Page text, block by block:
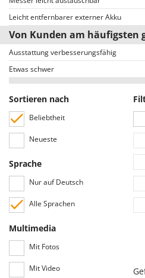
WIDU
Wiper EcoRobot
Wolf Garten
Wortex
Worx
Y
Zanon
Zephir
ZGrills
Zodiac
positiven oder negativen Bewertungen.
Leicht entfernbarer externer Akku
Von Kunden am häufigsten
Ausstattung verbesserungsfähig
Etwas schwer
Sortieren nach
Beliebtheit
Neueste
Sprache
Nur auf Deutsch
Alle Sprachen
Multimedia
Mit Fotos
Mit Video